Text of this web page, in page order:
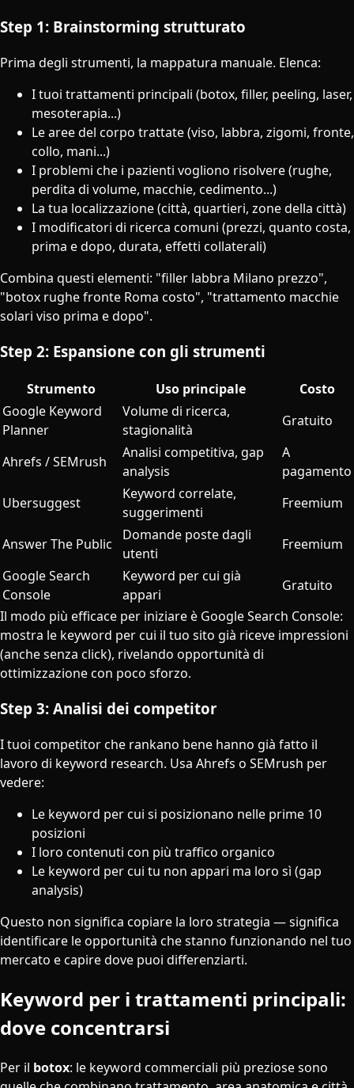
Step 1: Brainstorming strutturato
Prima degli strumenti, la mappatura manuale. Elenca:
I tuoi trattamenti principali (botox, filler, peeling, laser,
mesoterapia...)
Le aree del corpo trattate (viso, labbra, zigomi, fronte,
collo, mani...)
I problemi che i pazienti vogliono risolvere (rughe,
perdita di volume, macchie, cedimento...)
La tua localizzazione (città, quartieri, zone della città)
I modificatori di ricerca comuni (prezzi, quanto costa,
prima e dopo, durata, effetti collaterali)
Combina questi elementi: "filler labbra Milano prezzo",
"botox rughe fronte Roma costo", "trattamento macchie
solari viso prima e dopo".
Step 2: Espansione con gli strumenti
Strumento Uso principale
Costo
Google Keyword
Planner
Volume di ricerca,
stagionalità
Gratuito
Ahrefs / SEMrush
Analisi competitiva, gap
analysis
A
pagamento
Ubersuggest
Keyword correlate,
suggerimenti
Freemium
Answer The Public
Domande poste dagli
utenti
Freemium
Google Search
Console
Keyword per cui già
appari
Gratuito
Il modo più efficace per iniziare è Google Search Console:
mostra le keyword per cui il tuo sito già riceve impressioni
(anche senza click), rivelando opportunità di
ottimizzazione con poco sforzo.
Step 3: Analisi dei competitor
I tuoi competitor che rankano bene hanno già fatto il
lavoro di keyword research. Usa Ahrefs o SEMrush per
vedere:
Le keyword per cui si posizionano nelle prime 10
posizioni
I loro contenuti con più traffico organico
Le keyword per cui tu non appari ma loro sì (gap
analysis)
Questo non significa copiare la loro strategia — significa
identificare le opportunità che stanno funzionando nel tuo
mercato e capire dove puoi differenziarti.
Keyword per i trattamenti principali:
dove concentrarsi
Per il botox: le keyword commerciali più preziose sono